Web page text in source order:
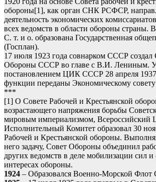
обороны[1], как орган СНК РСФСР,
деятельность экономических
всех ведомств в области обороны страны.
С. т. и о. образована Государственная
(Госплан).
17 июля 1923 года совнарком СССР создал
Обороны СССР во главе с В.И. Лениным.
постановлением ЦИК СССР 28 апреля
функции переданы Экономическому
***
[1] О Совете Рабочей и Крестьянской
возрастающего напряжения борьбы
мировым империализмом, Всероссийский
Исполнительный Комитет образовал 30
Рабочей и Крестьянской обороны.
него задачу, Совет Обороны объединил
других ведомств в деле мобилизации сил и
интересах обороны.
1924 – Образовался Военно-Морской